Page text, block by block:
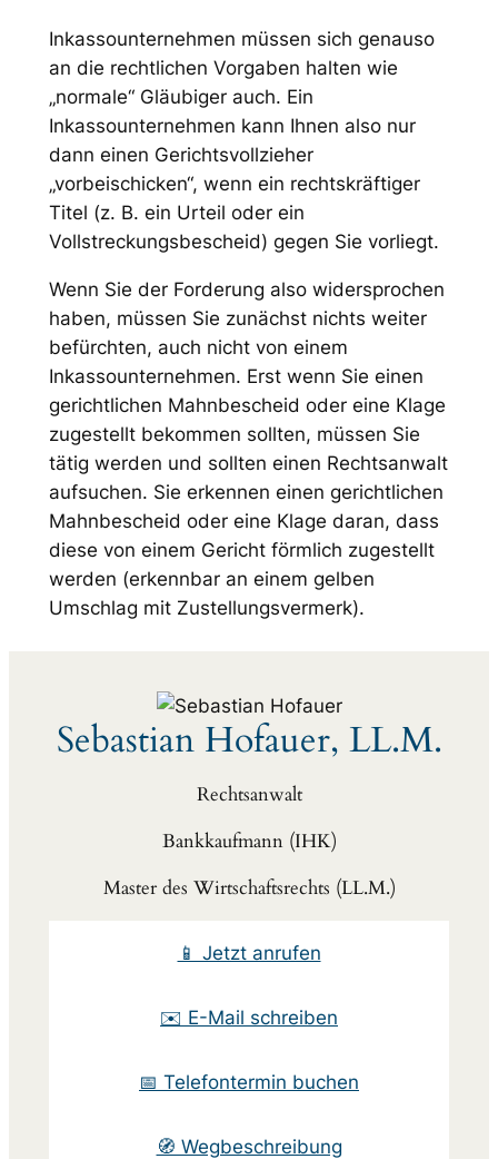
Inkassounternehmen müssen sich genauso
an die rechtlichen Vorgaben halten wie
„normale“ Gläubiger auch. Ein
Inkassounternehmen kann Ihnen also nur
dann einen Gerichtsvollzieher
„vorbeischicken“, wenn ein rechtskräftiger
Titel (z. B. ein Urteil oder ein
Vollstreckungsbescheid) gegen Sie vorliegt.
Wenn Sie der Forderung also widersprochen
haben, müssen Sie zunächst nichts weiter
befürchten, auch nicht von einem
Inkassounternehmen. Erst wenn Sie einen
gerichtlichen Mahnbescheid oder eine Klage
zugestellt bekommen sollten, müssen Sie
tätig werden und sollten einen Rechtsanwalt
aufsuchen. Sie erkennen einen gerichtlichen
Mahnbescheid oder eine Klage daran, dass
diese von einem Gericht förmlich zugestellt
werden (erkennbar an einem gelben
Umschlag mit Zustellungsvermerk).
Sebastian Hofauer, LL.M.
Rechtsanwalt
Bankkaufmann (IHK)
Master des Wirtschaftsrechts (LL.M.)
📱 Jetzt anrufen
✉️ E-Mail schreiben
📅 Telefontermin buchen
🧭 Wegbeschreibung